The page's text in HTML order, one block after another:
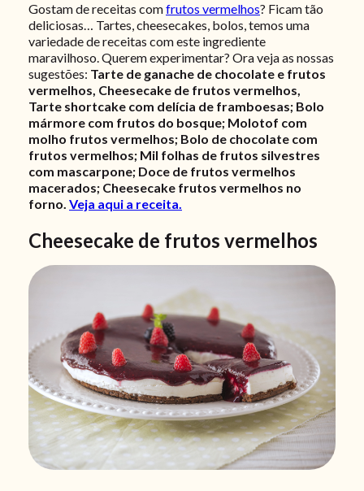
Gostam de receitas comfrutos vermelhos? Ficam tão
deliciosas… Tartes, cheesecakes, bolos, temos uma
variedade de receitas com este ingrediente
maravilhoso. Querem experimentar? Ora veja as nossas
sugestões: Tarte de ganache de chocolate e frutos
vermelhos, Cheesecake de frutos vermelhos,
Tarte shortcake com delícia de framboesas; Bolo
mármore com frutos do bosque; Molotof com
molho frutos vermelhos; Bolo de chocolate com
frutos vermelhos; Mil folhas de frutos silvestres
com mascarpone; Doce de frutos vermelhos
macerados; Cheesecake frutos vermelhos no
forno. Veja aqui a receita.
Cheesecake de frutos vermelhos